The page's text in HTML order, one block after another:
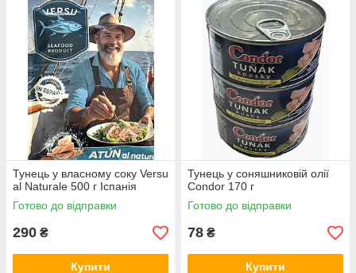
Тунець у власному cоку Versu
al Naturale 500 г Іспанія
Готово до відправки
290 ₴
Купити
Тунець у соняшниковій олії
Condor 170 г
Готово до відправки
78 ₴
Купити